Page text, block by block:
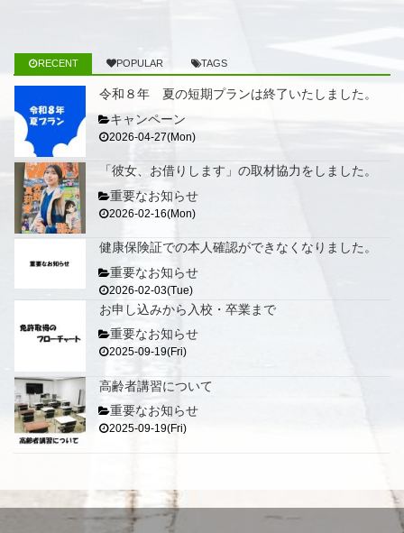
RECENT POPULAR TAGS
令和８年 夏の短期プランは終了いたしました。
キャンペーン
2026-04-27(Mon)
「彼女、お借りします」の取材協力をしました。
重要なお知らせ
2026-02-16(Mon)
健康保険証での本人確認ができなくなりました。
重要なお知らせ
2026-02-03(Tue)
お申し込みから入校・卒業まで
重要なお知らせ
2025-09-19(Fri)
高齢者講習について
重要なお知らせ
2025-09-19(Fri)